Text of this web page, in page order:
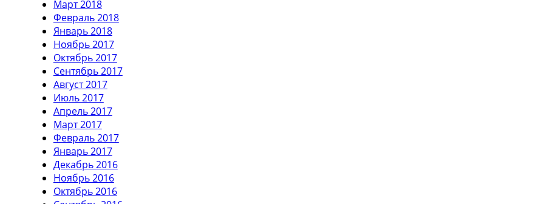
Март 2018
Февраль 2018
Январь 2018
Ноябрь 2017
Октябрь 2017
Сентябрь 2017
Август 2017
Июль 2017
Апрель 2017
Март 2017
Февраль 2017
Январь 2017
Декабрь 2016
Ноябрь 2016
Октябрь 2016